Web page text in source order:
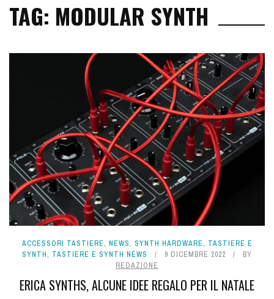
TAG: MODULAR SYNTH
ACCESSORI TASTIERE, NEWS, SYNTH HARDWARE, TASTIERE E
SYNTH, TASTIERE E SYNTH NEWS 9 DICEMBRE 2022
BY
REDAZIONE
ERICA SYNTHS, ALCUNE IDEE REGALO PER IL NATALE